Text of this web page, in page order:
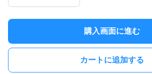
購入画面に進む
カートに追加する